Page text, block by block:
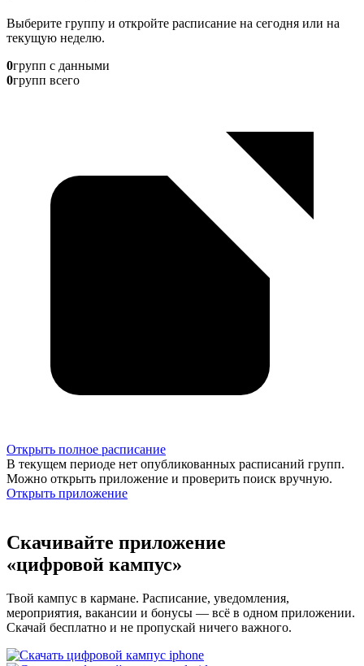
Выберите группу и откройте расписание на сегодня или на
текущую неделю.
0групп с данными
0групп всего
Открыть полное расписание
В текущем периоде нет опубликованных расписаний групп.
Можно открыть приложение и проверить поиск вручную.
Открыть приложение
Скачивайте приложение
«цифровой кампус»
Твой кампус в кармане. Расписание, уведомления,
мероприятия, вакансии и бонусы — всё в одном приложении.
Скачай бесплатно и не пропускай ничего важного.